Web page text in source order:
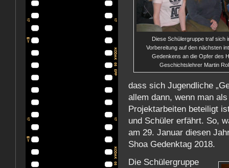
Diese Schülergruppe traf sich
Vorbereitung auf den nächsten
Gedenkens an die Opfer des
Geschichtslehrer Martin
dass sich Jugendliche
allem dann, wenn man
Projektarbeiten beteiligt
und Schüler erfährt. So,
am 29. Januar diesen
Shoa Gedenktag 2018.
Die Schülergruppe